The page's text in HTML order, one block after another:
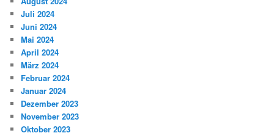
Juli 2024
Juni 2024
Mai 2024
April 2024
März 2024
Februar 2024
Januar 2024
Dezember 2023
November 2023
Oktober 2023